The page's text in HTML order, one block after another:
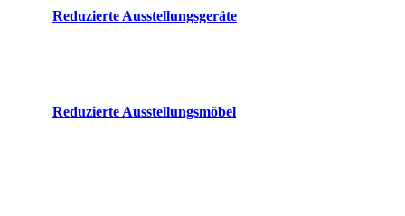
Reduzierte Ausstellungsgeräte
Reduzierte Ausstellungsmöbel